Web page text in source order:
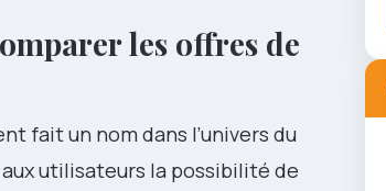
les offres de
fait un nom dans l’univers du
utilisateurs la possibilité de